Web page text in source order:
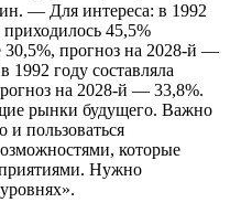
— Для интереса: в 1992
45,5%
прогноз на 2028-й —
году составляла
на 2028-й — 33,8%.
рынки будущего. Важно
и пользоваться
которые
Нужно